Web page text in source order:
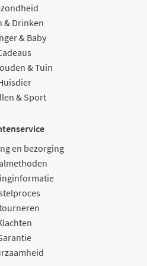
& Drinken
& Baby
& Tuin
& Sport
en bezorging